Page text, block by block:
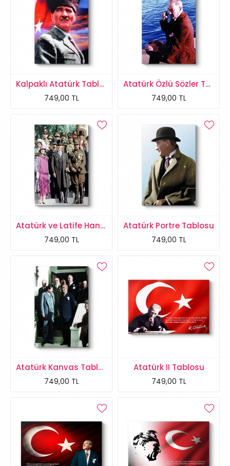
Kalpaklı Atatürk Tablosu
749,00 TL
Atatürk Özlü Sözler Tablosu
749,00 TL
Atatürk ve Latife Hanım Tablosu
749,00 TL
Atatürk Portre Tablosu
749,00 TL
Atatürk Kanvas Tablosu
749,00 TL
Atatürk II Tablosu
749,00 TL